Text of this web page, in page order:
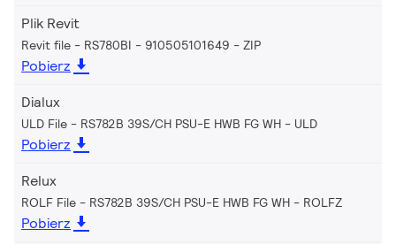
Plik Revit
Revit file - RS780BI - 910505101649 ZIP
Pobierz
Dialux
ULD File - RS782B 39S/CH PSU-E HWB FG WH ULD
Pobierz
Relux
ROLF File - RS782B 39S/CH PSU-E HWB FG WH ROLFZ
Pobierz